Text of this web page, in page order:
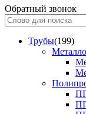
Обратный звонок
Трубы(199)